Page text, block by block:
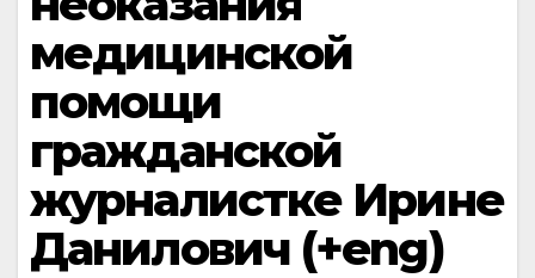
медицинской
помощи
гражданской
журналистке Ирине
Данилович (+eng)